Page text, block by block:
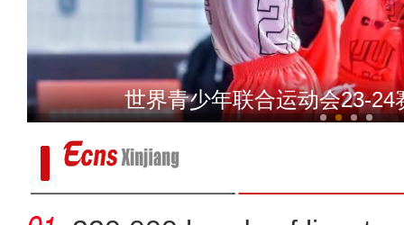
冰雪消融 新疆特克斯河
世界青少年联合运动会23-